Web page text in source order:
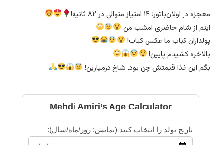
معجزه در اولان‌باتور؛ ۱۴ امتیاز متوالی در ۸۲ ثانیه!
اینم از شام حاضری امشب من
پولداران کباب ما عکس کباب!
بالاخره کشیدم پایین!
بگم این غذا قیمتش چن بود, شاخ درمیارین!
Mehdi Amiri’s Age Calculator
تاریخ تولد را انتخاب کنید (نمایش: روز/ماه/سال):